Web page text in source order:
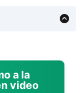
a la
video